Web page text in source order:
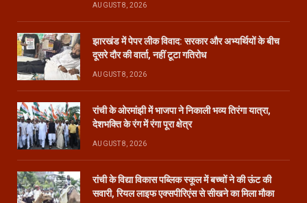
AUGUST 8, 2026
झारखंड में पेपर लीक विवाद: सरकार और अभ्यर्थियों के बीच
दूसरे दौर की वार्ता, नहीं टूटा गतिरोध
AUGUST 8, 2026
रांची के ओरमांझी में भाजपा ने निकाली भव्य तिरंगा यात्रा,
देशभक्ति के रंग में रंगा पूरा क्षेत्र
AUGUST 8, 2026
रांची के विद्या विकास पब्लिक स्कूल में बच्चों ने की ऊंट की
सवारी, रियल लाइफ एक्सपीरिएंस से सीखने का मिला मौका